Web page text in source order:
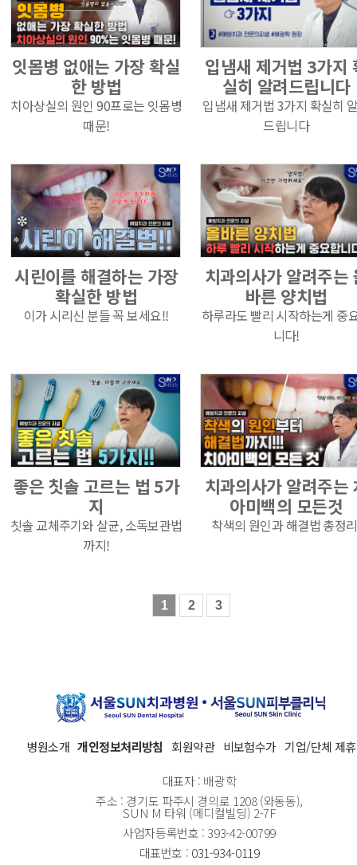
잇몸병 없애는 가장 확실
한 방법
치아상실의 원인 90프로는 잇몸병
때문!
입냄새 제거법 3가지
실히 알려드립니다
입냄새 제거법 3가지 확실히
드립니다
시린이를 해결하는 가장
확실한 방법
이가 시리신 분들 꼭 보세요!!
치과의사가 알려주는
바른 양치법
하루라도 빨리 시작하는게 중
니다!
좋은 칫솔 고르는 법 5가
지
칫솔 교체주기와 살균, 소독보관법
까지!
치과의사가 알려주는
아미백의 모든것
착색의 원인과 해결법 총정
1 2 3
병원소개 개인정보처리방침 회원약관 비보험수가 기업/단체 제휴
대표자 : 배광학
주소 : 경기도 파주시 경의로 1208 (와동동),
SUN M 타워 (메디컬빌딩) 2-7F
사업자등록번호 : 393-42-00799
대표번호 : 031-934-0119